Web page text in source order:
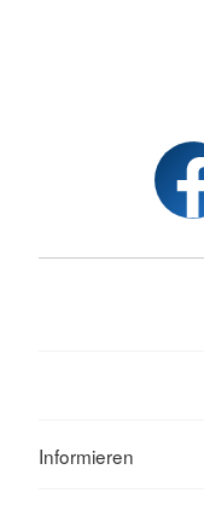
Informieren